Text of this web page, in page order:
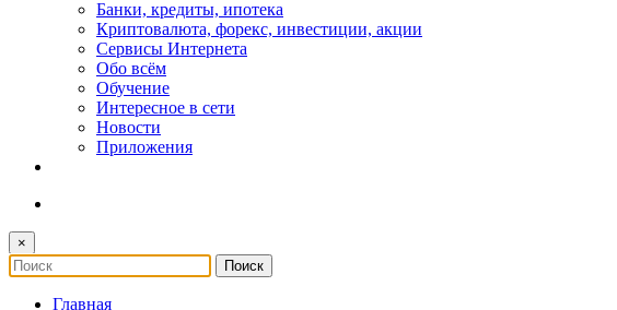
Банки, кредиты, ипотека
Криптовалюта, форекс, инвестиции, акции
Сервисы Интернета
Обо всём
Обучение
Интересное в сети
Новости
Приложения
×
Главная